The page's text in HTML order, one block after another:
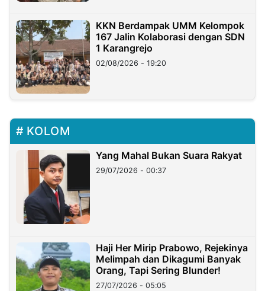
KKN Berdampak UMM Kelompok
167 Jalin Kolaborasi dengan SDN
1 Karangrejo
02/08/2026 - 19:20
KOLOM
Yang Mahal Bukan Suara Rakyat
29/07/2026 - 00:37
Haji Her Mirip Prabowo, Rejekinya
Melimpah dan Dikagumi Banyak
Orang, Tapi Sering Blunder!
27/07/2026 - 05:05